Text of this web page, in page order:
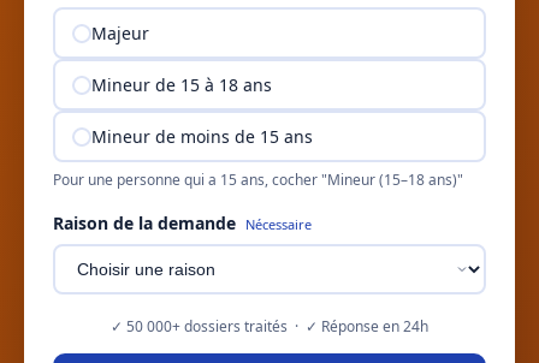
Majeur
Mineur de 15 à 18 ans
Mineur de moins de 15 ans
Pour une personne qui a 15 ans, cocher "Mineur (15–18 ans)"
Raison de la demande Nécessaire
✓ 50 000+ dossiers traités · ✓ Réponse en 24h